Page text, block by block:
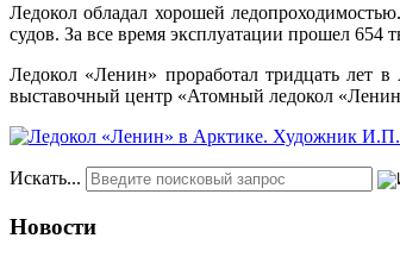
Ледокол обладал хорошей
судов. За все время эксплуатации прошел 654
Ледокол «Ленин» проработал тридцать лет в
выставочный центр «Атомный ледокол
Искать...
Новости